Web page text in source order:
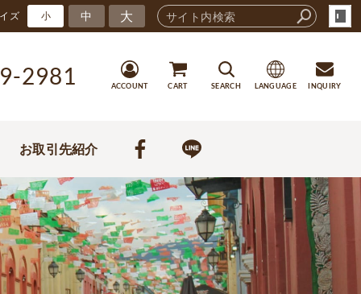
ズ 小 中 大
2981 ACCOUNT CART SEARCH LANGUAGE INQUIRY
お取引先紹介